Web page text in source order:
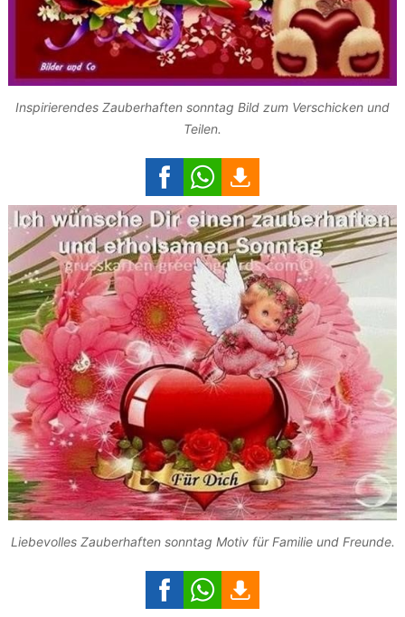
Inspirierendes Zauberhaften sonntag Bild zum Verschicken und
Teilen.
Liebevolles Zauberhaften sonntag Motiv für Familie und Freunde.